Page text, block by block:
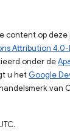
content op
Attribution
onder de
u het Google
van